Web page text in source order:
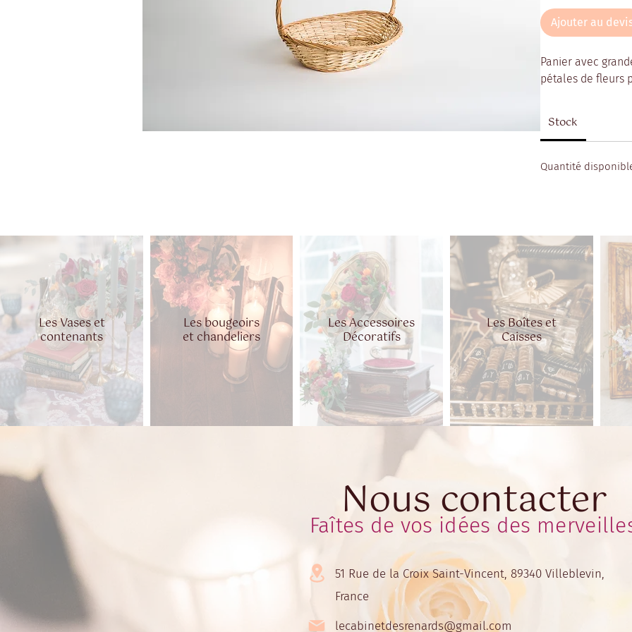
Ajouter au
Panier avec
pétales de fleurs
Stock
Quantité
Les Vases et
contenants
Les bougeoirs
et chandeliers
Les Accessoires
Décoratifs
Les Boîtes et
Caisses
Nous contacter
Faîtes de vos idées des
51 Rue de la Croix Saint-Vincent, 89340 Villeblevin,
France
lecabinetdesrenards@gmail.com